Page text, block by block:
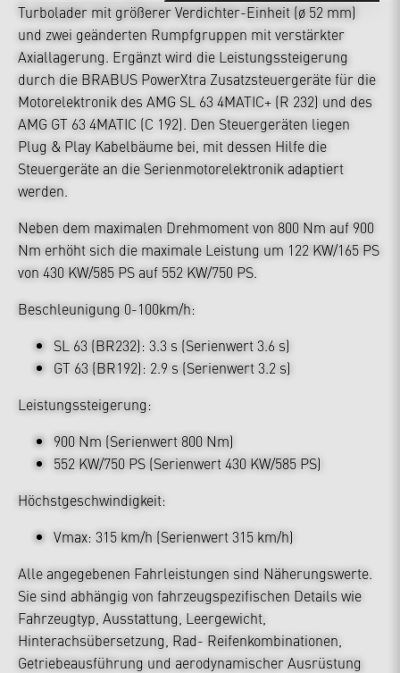
Turbolader mit größerer Verdichter-Einheit (ø 52 mm)
und zwei geänderten Rumpfgruppen mit verstärkter
Axiallagerung. Ergänzt wird die Leistungssteigerung
durch die BRABUS PowerXtra Zusatzsteuergeräte für die
Motorelektronik des AMG SL 63 4MATIC+ (R 232) und des
AMG GT 63 4MATIC (C 192). Den Steuergeräten liegen
Plug & Play Kabelbäume bei, mit dessen Hilfe die
Steuergeräte an die Serienmotorelektronik adaptiert
werden.
Neben dem maximalen Drehmoment von 800 Nm auf 900
Nm erhöht sich die maximale Leistung um 122 KW/165 PS
von 430 KW/585 PS auf 552 KW/750 PS.
Beschleunigung 0-100km/h:
SL 63 (BR232): 3.3 s (Serienwert 3.6 s)
GT 63 (BR192): 2.9 s (Serienwert 3.2 s)
Leistungssteigerung:
900 Nm (Serienwert 800 Nm)
552 KW/750 PS (Serienwert 430 KW/585 PS)
Höchstgeschwindigkeit:
Vmax: 315 km/h (Serienwert 315 km/h)
Alle angegebenen Fahrleistungen sind Näherungswerte.
Sie sind abhängig von fahrzeugspezifischen Details wie
Fahrzeugtyp, Ausstattung, Leergewicht,
Hinterachsübersetzung, Rad- Reifenkombinationen,
Getriebeausführung und aerodynamischer Ausrüstung